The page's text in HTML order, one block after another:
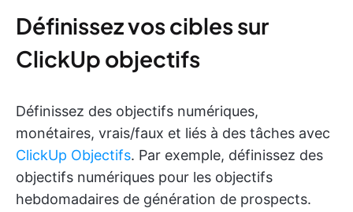
Définissez vos cibles sur
ClickUp objectifs
Définissez des objectifs numériques,
monétaires, vrais/faux et liés à des tâches avec
ClickUp Objectifs. Par exemple, définissez des
objectifs numériques pour les objectifs
hebdomadaires de génération de prospects.